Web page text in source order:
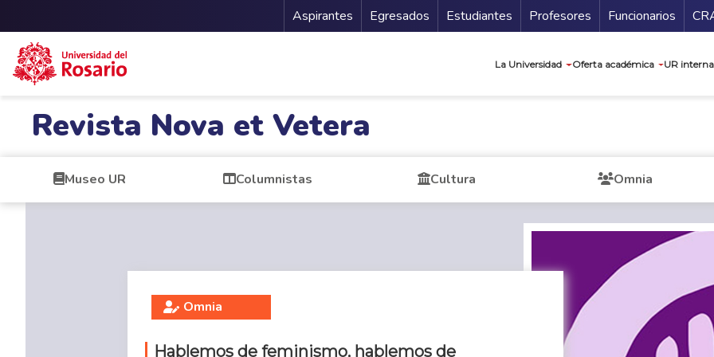
Menu Secundario
Aspirantes Egresados Estudiantes Profesores Funcionarios
La Universidad Oferta académica UR
Revista Nova et Vetera
Museo UR Columnistas Cultura Omnia
Omnia
Hablemos de feminismo, hablemos de